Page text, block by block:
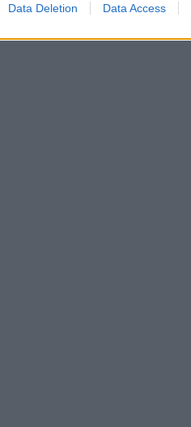
Data Deletion Data Access